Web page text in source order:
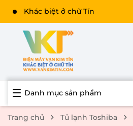
Khác biệt ở chữ Tín
Danh mục sản phẩm
Trang chủ Tủ lạnh Toshiba